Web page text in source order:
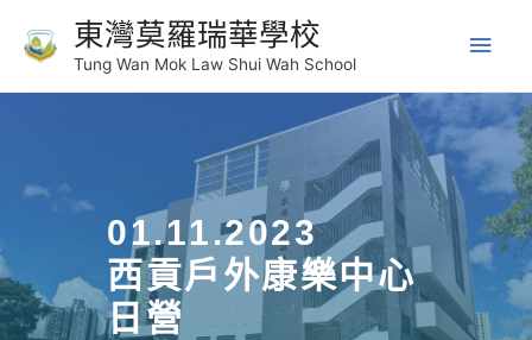
東灣莫羅瑞華學校
Tung Wan Mok Law Shui Wah School
01.11.2023
西貢戶外康樂中心
日營